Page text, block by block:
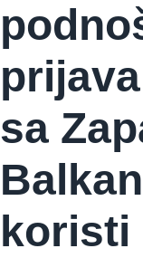
sa
koristi